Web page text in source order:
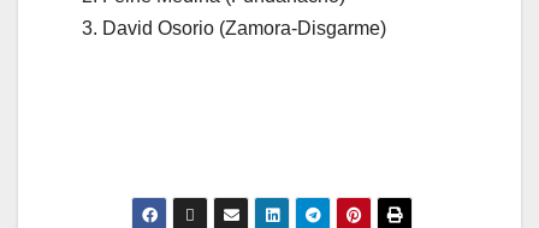
David Osorio (Zamora-Disgarme)